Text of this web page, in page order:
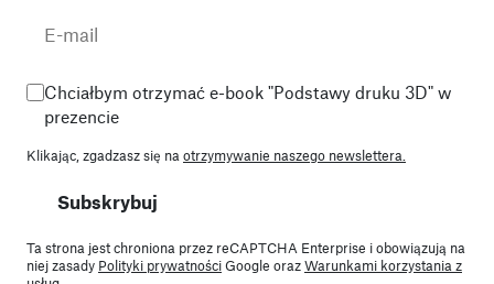
Chciałbym otrzymać e-book "Podstawy druku 3D" w
prezencie
Klikając, zgadzasz się na otrzymywanie naszego newslettera.
Subskrybuj
Ta strona jest chroniona przez reCAPTCHA Enterprise i obowiązują na
niej zasady Polityki prywatnościGoogle orazWarunkami korzystania z